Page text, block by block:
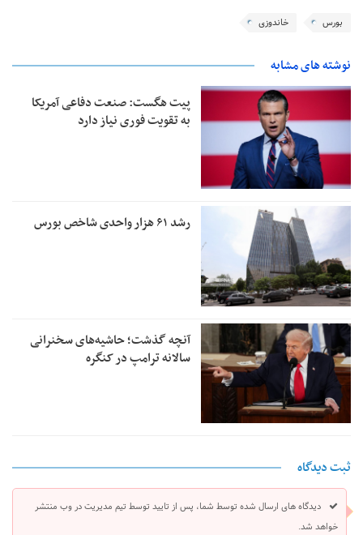
بورس خاندوزی
نوشته های مشابه
پیت هگست: صنعت دفاعی آمریکا
به تقویت فوری نیاز دارد
رشد ۶۱ هزار واحدی شاخص بورس
آنچه گذشت؛ حاشیه‌های سخنرانی
سالانه ترامپ در کنگره
ثبت دیدگاه
دیدگاه های ارسال شده توسط شما، پس از تایید توسط تیم مدیریت در وب منتشر
خواهد شد.